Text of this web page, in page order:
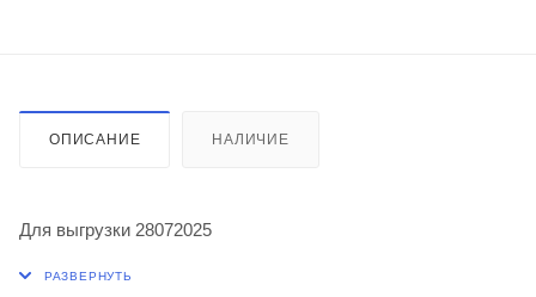
ОПИСАНИЕ НАЛИЧИЕ
Для выгрузки 28072025